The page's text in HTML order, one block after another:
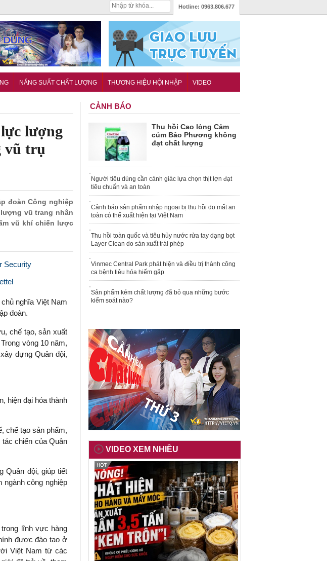
Hotline: 0963.806.677
NĂNG SUẤT CHẤT LƯỢNG THƯƠNG HIỆU HỘI NHẬP VIDEO
lượng
vũ trụ
đoàn Công nghiệp
vũ trang nhân
vũ khí chiến lược
Security
nghĩa Việt Nam
đoàn.
chế tạo, sản xuất
vòng 10 năm,
dựng Quân đội,
hiện đại hóa thành
chế tạo sản phẩm,
chiến của Quân
Quân đội, giúp tiết
ngành công nghiệp
lĩnh vực hàng
được đào tạo ở
Việt Nam từ các
CẢNH BÁO
Thu hồi Cao lỏng Cảm
cúm Bảo Phương không
đạt chất lượng
Người tiêu dùng cần cảnh giác lựa chọn thịt lợn đạt
tiêu chuẩn và an toàn
Cảnh báo sản phẩm nhập ngoại bị thu hồi do mất an
toàn có thể xuất hiện tại Việt Nam
Thu hồi toàn quốc và tiêu hủy nước rửa tay dạng bọt
Layer Clean do sản xuất trái phép
Vinmec Central Park phát hiện và điều trị thành công
ca bệnh tiêu hóa hiếm gặp
Sản phẩm kém chất lượng đã bỏ qua những bước
kiểm soát nào?
VIDEO XEM NHIỀU